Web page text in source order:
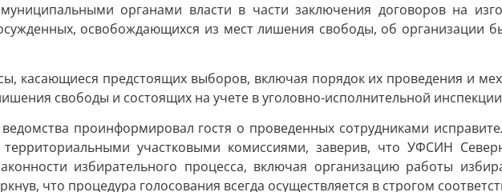
органами власти в части заключения договоров на
освобождающихся из мест лишения свободы, об организации
касающиеся предстоящих выборов, включая порядок их проведения и
свободы и состоящих на учете в уголовно-исполнительной
проинформировал гостя о проведенных сотрудниками
участковыми комиссиями, заверив, что УФСИН
избирательного процесса, включая организацию работы
что процедура голосования всегда осуществляется в строгом